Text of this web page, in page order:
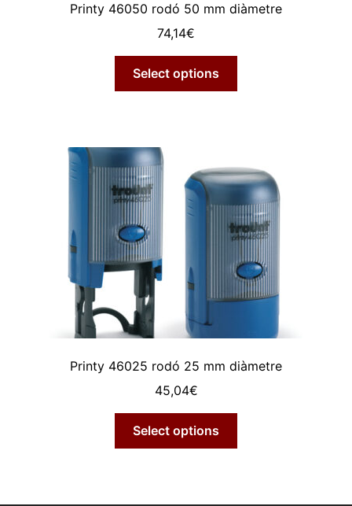
Printy 46050 rodó 50 mm diàmetre
74,14€
Select options
Printy 46025 rodó 25 mm diàmetre
45,04€
Select options